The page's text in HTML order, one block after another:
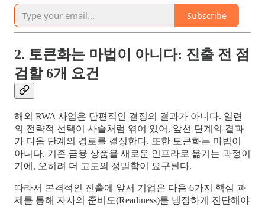
Subscribe
2. 토큰화는 마법이 아니다: 진출 전 점
검할 6개 요건
해외 RWA 사업은 단편적인 결정의 결과가 아니다. 일련
의 전략적 선택이 사슬처럼 엮여 있어, 앞선 단계의 결과
가 다음 단계의 경로를 결정한다. 또한 토큰화는 마법이
아니다. 기존 금융 상품을 새로운 인프라로 옮기는 과정이
기에, 오히려 더 고도의 정밀함이 요구된다.
따라서 본격적인 진출에 앞서 기업은 다음 6가지 핵심 과
제를 통해 자사의 준비도(Readiness)를 냉정하게 진단해야